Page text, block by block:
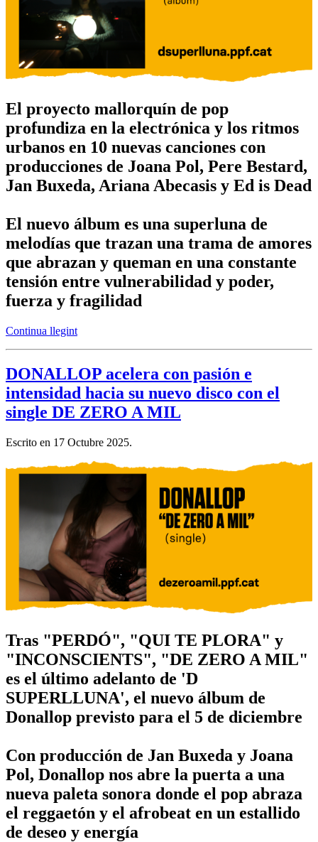
El proyecto mallorquín de pop
profundiza en la electrónica y los ritmos
urbanos en 10 nuevas canciones con
producciones de Joana Pol, Pere Bestard,
Jan Buxeda, Ariana Abecasis y Ed is Dead
El nuevo álbum es una superluna de
melodías que trazan una trama de amores
que abrazan y queman en una constante
tensión entre vulnerabilidad y poder,
fuerza y fragilidad
Continua llegint
DONALLOP acelera con pasión e
intensidad hacia su nuevo disco con el
single DE ZERO A MIL
Escrito en 17 Octubre 2025.
Tras "PERDÓ", "QUI TE PLORA" y
"INCONSCIENTS", "DE ZERO A MIL"
es el último adelanto de 'D
SUPERLLUNA', el nuevo álbum de
Donallop previsto para el 5 de diciembre
Con producción de Jan Buxeda y Joana
Pol, Donallop nos abre la puerta a una
nueva paleta sonora donde el pop abraza
el reggaetón y el afrobeat en un estallido
de deseo y energía